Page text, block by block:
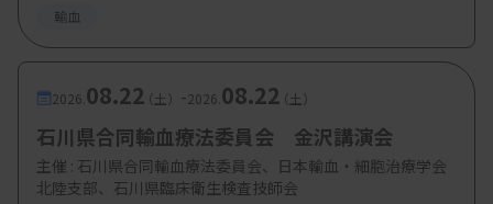
輸血
2026. 08.22（土） -2026. 08.22（土）
石川県合同輸血療法委員会 金沢講演会
主催 : 石川県合同輸血療法委員会、日本輸血・細胞治療学会
北陸支部、石川県臨床衛生検査技師会